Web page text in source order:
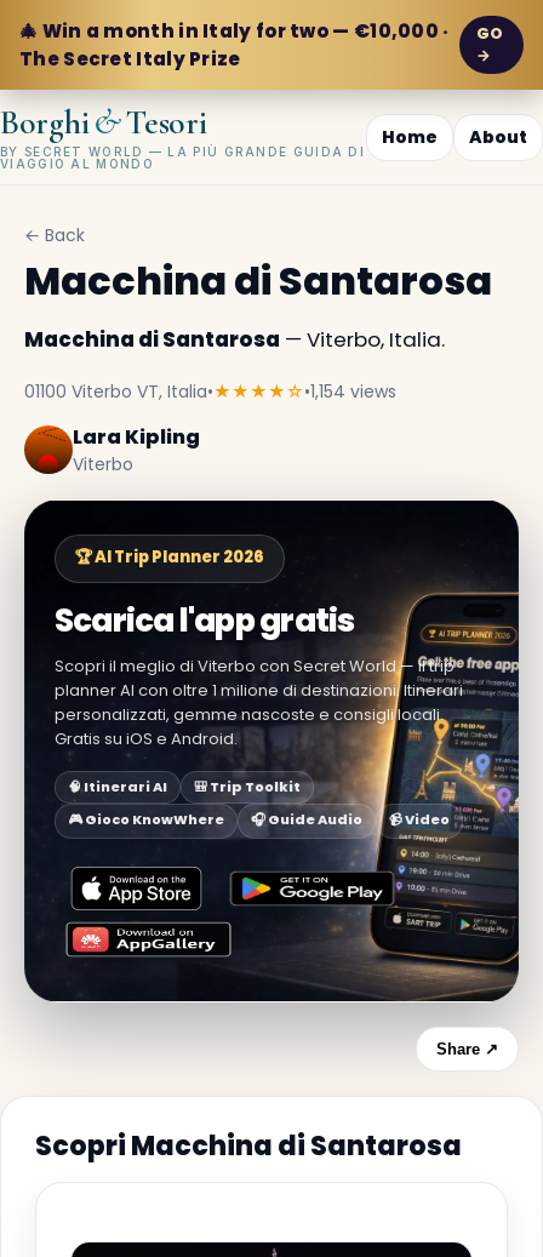
🎄 Win a month in Italy for two — €10,000 ·
The Secret Italy Prize
GO
→
Borghi&Tesori
BY SECRET WORLD — LA PIÙ GRANDE GUIDA DI
VIAGGIO AL MONDO
Home About
← Back
Macchina di Santarosa
Macchina di Santarosa — Viterbo, Italia.
01100 Viterbo VT, Italia•★★★★☆•1,154 views
Lara Kipling
Viterbo
🏆 AI Trip Planner 2026
Scarica l'app gratis
Scopri il meglio di Viterbo con Secret World — il trip
planner AI con oltre 1 milione di destinazioni. Itinerari
personalizzati, gemme nascoste e consigli locali.
Gratis su iOS e Android.
🧠 Itinerari AI
🎒 Trip Toolkit
🎮 Gioco KnowWhere
🎧 Guide Audio 📹 Video
Share ↗
Scopri Macchina di Santarosa